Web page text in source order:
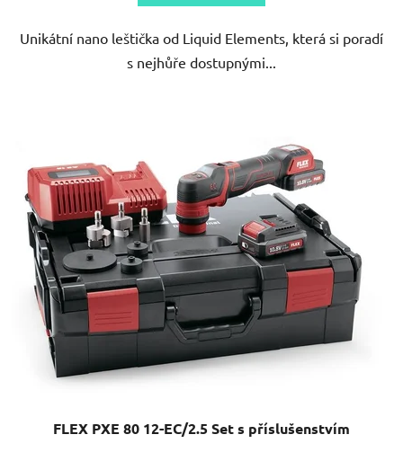
hvězdiček.
Unikátní nano leštička od Liquid Elements, která si poradí
s nejhůře dostupnými...
FLEX PXE 80 12-EC/2.5 Set s příslušenstvím